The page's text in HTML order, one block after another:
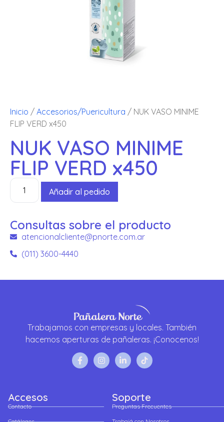
Inicio / Accesorios/Puericultura / NUK VASO MINIME
FLIP VERD x450
NUK VASO MINIME
FLIP VERD x450
Añadir al pedido
Consultas sobre el producto
atencionalcliente@pnorte.com.ar
(011) 3600-4440
Trabajamos con empresas y locales. También
hacemos aperturas de pañaleras. ¡Conocenos!
Accesos
Contacto
Soporte
Preguntas Frecuentes